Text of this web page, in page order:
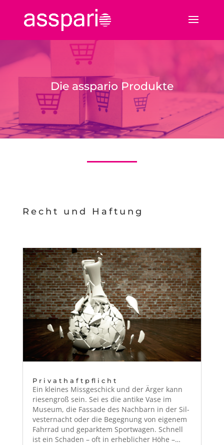
Die asspario Produkte
Recht und Haftung
Privathaftpflicht
Ein kleines Miss­geschick und der Ärg­er kann
riesen­groß sein. Sei es die antike Vase im
Muse­um, die Fas­sade des Nach­barn in der Sil­
vester­nacht oder die Begeg­nung von eigen­em
Fahrrad und gepark­tem Sport­wa­gen. Schnell
ist ein Schaden – oft in erhe­blich­er Höhe –…